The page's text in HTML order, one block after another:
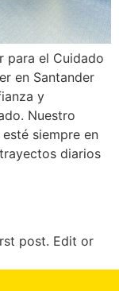
para el Cuidado
en Santander
y
Nuestro
siempre en
diarios
post. Edit or